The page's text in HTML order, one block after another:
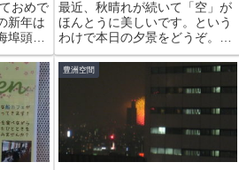
おめで
新年は
埠頭
した。
まりで
富士を
霞がか
全体を
最近、秋晴れが続いて「空」が
ほんとうに美しいです。という
わけで本日の夕景をどうぞ。富
士山のシルエットが雄大です。
豊洲空間